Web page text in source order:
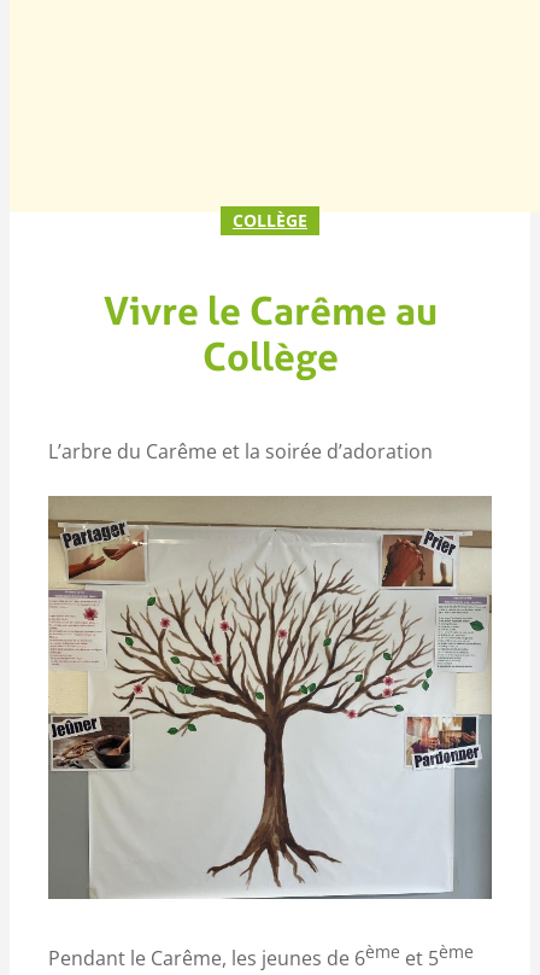
COLLÈGE
Vivre le Carême au
Collège
L’arbre du Carême et la soirée d’adoration
Pendant le Carême, les jeunes de 6ème et 5ème